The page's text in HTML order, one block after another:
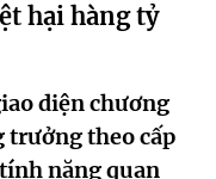
hại hàng tỷ
diện chương
trưởng theo cấp
năng quan